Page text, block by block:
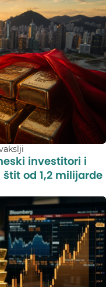
investitori i
od 1,2 milijarde